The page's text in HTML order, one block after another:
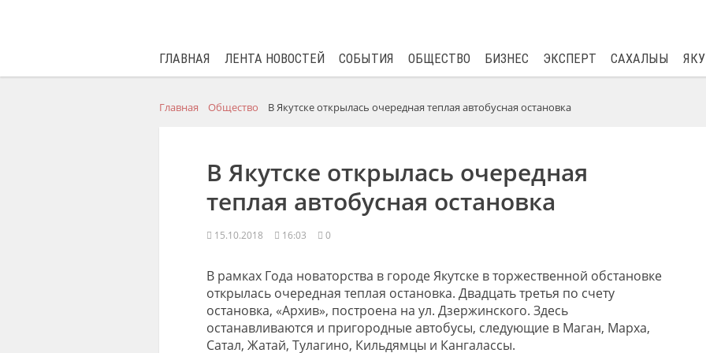
ГЛАВНАЯ ЛЕНТА НОВОСТЕЙ СОБЫТИЯ ОБЩЕСТВО БИЗНЕС ЭКСПЕРТ САХАЛЫЫ
Главная Общество В Якутске открылась очередная теплая автобусная остановка
В Якутске открылась очередная
теплая автобусная остановка
15.10.2018 16:03 0
В рамках Года новаторства в городе Якутске в торжественной обстановке
открылась очередная теплая остановка. Двадцать третья по счету
остановка, «Архив», построена на ул. Дзержинского. Здесь
останавливаются и пригородные автобусы, следующие в Маган, Марха,
Сатал, Жатай, Тулагино, Кильдямцы и Кангалассы.